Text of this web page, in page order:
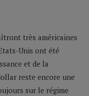
très américaines
Unis ont été
et de la
reste encore une
sur le régime